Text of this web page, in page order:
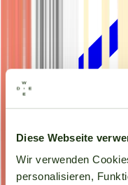
Diese Webseite
Wir verwenden
personalisieren,